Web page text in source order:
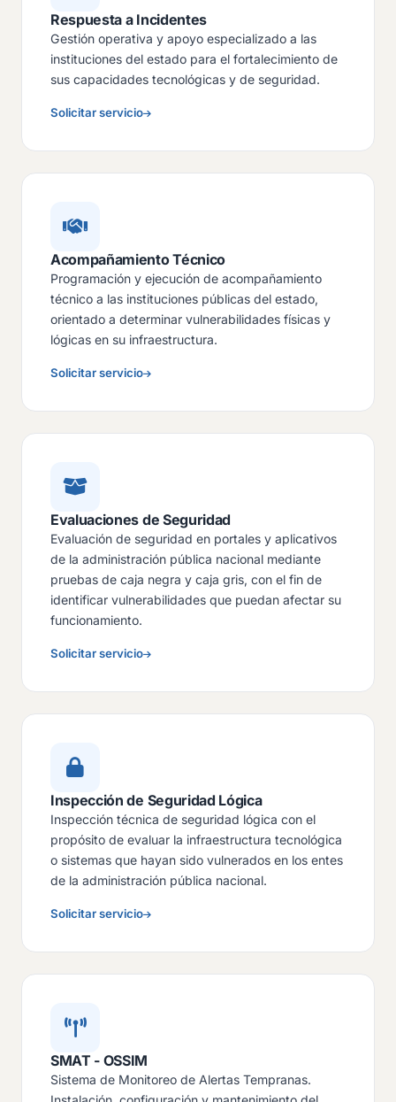
Respuesta a Incidentes
Gestión operativa y apoyo especializado a las
instituciones del estado para el fortalecimiento de
sus capacidades tecnológicas y de seguridad.
Solicitar servicio
Acompañamiento Técnico
Programación y ejecución de acompañamiento
técnico a las instituciones públicas del estado,
orientado a determinar vulnerabilidades físicas y
lógicas en su infraestructura.
Solicitar servicio
Evaluaciones de Seguridad
Evaluación de seguridad en portales y aplicativos
de la administración pública nacional mediante
pruebas de caja negra y caja gris, con el fin de
identificar vulnerabilidades que puedan afectar su
funcionamiento.
Solicitar servicio
Inspección de Seguridad Lógica
Inspección técnica de seguridad lógica con el
propósito de evaluar la infraestructura tecnológica
o sistemas que hayan sido vulnerados en los entes
de la administración pública nacional.
Solicitar servicio
SMAT - OSSIM
Sistema de Monitoreo de Alertas Tempranas.